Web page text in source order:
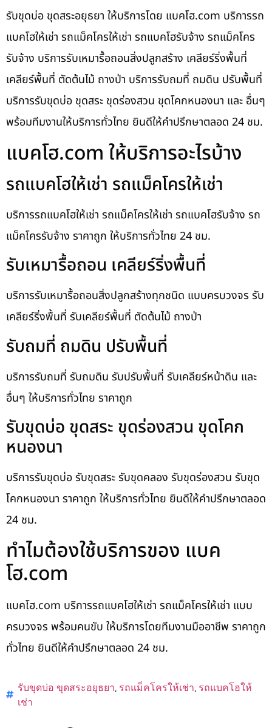
รับขุดบ่อ ขุดสระอยุธยา ให้บริการโดย แบคโฮ.com บริการรถ
แบคโฮให้เช่า รถแม็คโครให้เช่า รถแบคโฮรับจ้าง รถแม็คโคร
รับจ้าง บริการรับเหมารื้อถอนสิ่งปลูกสร้าง เคลียร์ริ่งพื้นที่
เคลียร์พื้นที่ ตัดต้นไม้ ถางป่า บริการรับถมที่ ถมดิน ปรับพื้นที่
บริการรับขุดบ่อ ขุดสระ ขุดร่องสวน ขุดโคกหนองนา และ อื่นๆ
พร้อมทีมงานให้บริการทั่วไทย ยินดีให้คำปรึกษาตลอด 24 ชม.
แบคโฮ.com ให้บริการอะไรบ้าง
รถแบคโฮให้เช่า รถแม็คโครให้เช่า
บริการรถแบคโฮให้เช่า รถแม็คโครให้เช่า รถแบคโฮรับจ้าง รถ
แม็คโครรับจ้าง ราคาถูก ให้บริการทั่วไทย 24 ชม.
รับเหมารื้อถอน เคลียร์ริ่งพื้นที่
บริการรับเหมารื้อถอนสิ่งปลูกสร้างทุกชนิด แบบครบวงจร รับ
เคลียร์ริ่งพื้นที่ รับเคลียร์พื้นที่ ตัดต้นไม้ ถางป่า
รับถมที่ ถมดิน ปรับพื้นที่
บริการรับถมที่ รับถมดิน รับปรับพื้นที่ รับเคลียร์หน้าดิน และ
อื่นๆ ให้บริการทั่วไทย ราคาถูก
รับขุดบ่อ ขุดสระ ขุดร่องสวน ขุดโคก
หนองนา
บริการรับขุดบ่อ รับขุดสระ รับขุดคลอง รับขุดร่องสวน รับขุด
โคกหนองนา ราคาถูก ให้บริการทั่วไทย ยินดีให้คำปรึกษาตลอด
24 ชม.
ทำไมต้องใช้บริการของ แบค
โฮ.com
แบคโฮ.com บริการรถแบคโฮให้เช่า รถแม็คโครให้เช่า แบบ
ครบวงจร พร้อมคนขับ ให้บริการโดยทีมงานมืออาชีพ ราคาถูก
ทั่วไทย ยินดีให้คำปรึกษาตลอด 24 ชม.
รับขุดบ่อ ขุดสระอยุธยา, รถแม็คโครให้เช่า, รถแบคโฮให้
เช่า